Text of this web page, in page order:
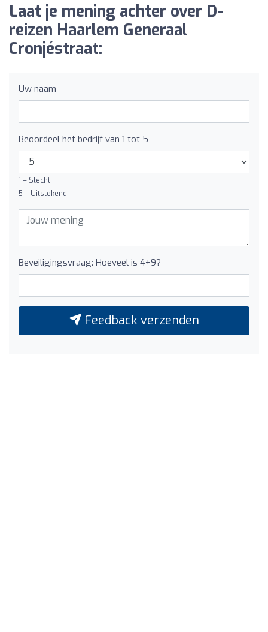
Laat je mening achter over D-
reizen Haarlem Generaal
Cronjéstraat:
Uw naam
Beoordeel het bedrijf van 1 tot 5
1 = Slecht
5 = Uitstekend
Beveiligingsvraag: Hoeveel is 4+9?
Feedback verzenden